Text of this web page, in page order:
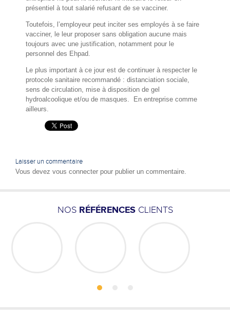
présentiel à tout salarié refusant de se vacciner.
Toutefois, l’employeur peut inciter ses employés à se faire
vacciner, le leur proposer sans obligation aucune mais
toujours avec une justification, notamment pour le
personnel des Ehpad.
Le plus important à ce jour est de continuer à respecter le
protocole sanitaire recommandé : distanciation sociale,
sens de circulation, mise à disposition de gel
hydroalcoolique et/ou de masques. En entreprise comme
ailleurs.
Laisser un commentaire
Vous devez vous connecter pour publier un commentaire.
NOS RÉFÉRENCESCLIENTS